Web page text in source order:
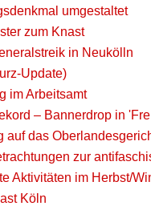
umgestaltet
zum Knast
in Neukölln
Update)
im Arbeitsamt
– Bannerdrop in
auf das
zur
Aktivitäten im Herbst/
Köln